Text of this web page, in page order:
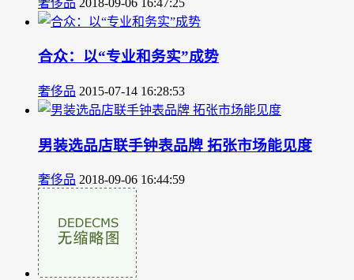
合众：以“专业和务实”成势
奢侈品 2015-07-14 16:28:53
男装选品店联手钟表品牌 拓张市场能见度
奢侈品 2018-09-06 16:44:59